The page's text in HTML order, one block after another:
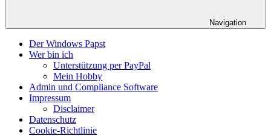
Navigation
Der Windows Papst
Wer bin ich
Unterstützung per PayPal
Mein Hobby
Admin und Compliance Software
Impressum
Disclaimer
Datenschutz
Cookie-Richtlinie